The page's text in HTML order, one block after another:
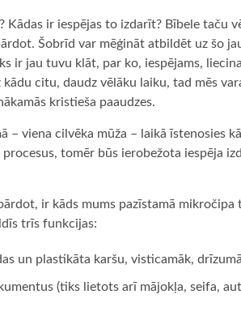
Kādas ir iespējas to izdarīt? Bībele taču
Šobrīd var mēģināt atbildēt uz šo
ir jau tuvu klāt, par ko, iespējams,
citu, daudz vēlāku laiku, tad mēs
kristieša paaudzes.
– viena cilvēka mūža – laikā īstenosies
tomēr būs ierobežota iespēja
ir kāds mums pazīstamā mikročipa
trīs funkcijas:
un plastikāta karšu, visticamāk,
(tiks lietots arī mājokļa, seifa,